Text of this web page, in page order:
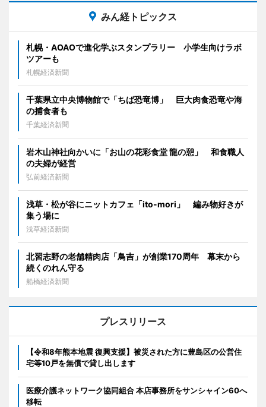
みん経トピックス
札幌・AOAOで進化学ぶスタンプラリー 小学生向けラボ
ツアーも
札幌経済新聞
千葉県立中央博物館で「ちば恐竜博」 巨大肉食恐竜や海
の捕食者も
千葉経済新聞
岩木山神社向かいに「お山の花彩食堂 龍の憩」 和食職人
の夫婦が経営
弘前経済新聞
浅草・松が谷にニットカフェ「ito-mori」 編み物好きが
集う場に
浅草経済新聞
北習志野の老舗精肉店「鳥吉」が創業170周年 幕末から
続くのれん守る
船橋経済新聞
プレスリリース
【令和8年熊本地震 復興支援】被災された方に豊島区の公営住
宅等10戸を無償で貸し出します
医療介護ネットワーク協同組合 本店事務所をサンシャイン60へ
移転